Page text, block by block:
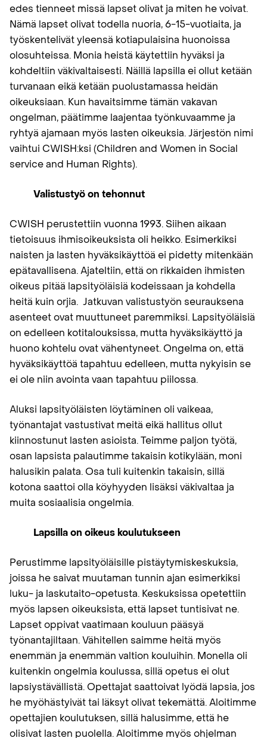
edes tienneet missä lapset olivat ja miten he voivat.
Nämä lapset olivat todella nuoria, 6−15-vuotiaita, ja
työskentelivät yleensä kotiapulaisina huonoissa
olosuhteissa. Monia heistä käytettiin hyväksi ja
kohdeltiin väkivaltaisesti. Näillä lapsilla ei ollut ketään
turvanaan eikä ketään puolustamassa heidän
oikeuksiaan. Kun havaitsimme tämän vakavan
ongelman, päätimme laajentaa työnkuvaamme ja
ryhtyä ajamaan myös lasten oikeuksia. Järjestön nimi
vaihtui CWISH:ksi (Children and Women in Social
service and Human Rights).
Valistustyö on tehonnut
CWISH perustettiin vuonna 1993. Siihen aikaan
tietoisuus ihmisoikeuksista oli heikko. Esimerkiksi
naisten ja lasten hyväksikäyttöä ei pidetty mitenkään
epätavallisena. Ajateltiin, että on rikkaiden ihmisten
oikeus pitää lapsityöläisiä kodeissaan ja kohdella
heitä kuin orjia. Jatkuvan valistustyön seurauksena
asenteet ovat muuttuneet paremmiksi. Lapsityöläisiä
on edelleen kotitalouksissa, mutta hyväksikäyttö ja
huono kohtelu ovat vähentyneet. Ongelma on, että
hyväksikäyttöä tapahtuu edelleen, mutta nykyisin se
ei ole niin avointa vaan tapahtuu piilossa.
Aluksi lapsityöläisten löytäminen oli vaikeaa,
työnantajat vastustivat meitä eikä hallitus ollut
kiinnostunut lasten asioista. Teimme paljon työtä,
osan lapsista palautimme takaisin kotikylään, moni
halusikin palata. Osa tuli kuitenkin takaisin, sillä
kotona saattoi olla köyhyyden lisäksi väkivaltaa ja
muita sosiaalisia ongelmia.
Lapsilla on oikeus koulutukseen
Perustimme lapsityöläisille pistäytymiskeskuksia,
joissa he saivat muutaman tunnin ajan esimerkiksi
luku- ja laskutaito-opetusta. Keskuksissa opetettiin
myös lapsen oikeuksista, että lapset tuntisivat ne.
Lapset oppivat vaatimaan kouluun pääsyä
työnantajiltaan. Vähitellen saimme heitä myös
enemmän ja enemmän valtion kouluihin. Monella oli
kuitenkin ongelmia koulussa, sillä opetus ei olut
lapsiystävällistä. Opettajat saattoivat lyödä lapsia, jos
he myöhästyivät tai läksyt olivat tekemättä. Aloitimme
opettajien koulutuksen, sillä halusimme, että he
olisivat lasten puolella. Aloitimme myös ohjelman